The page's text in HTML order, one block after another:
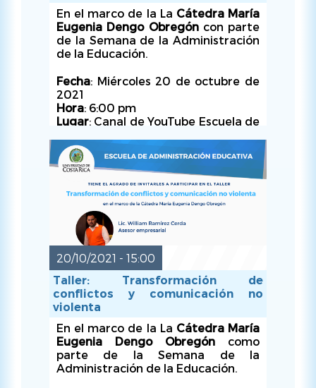
En el marco de la La Cátedra María
Eugenia Dengo Obregóncon parte
de la Semana de la Administración
de la Educación.
Fecha: Miércoles 20 de octubre de
2021
Hora: 6:00 pm
Lugar: Canal de YouTube Escuela de
UCR
https://youtu.be/tWJo44CMU
mc
Organiza: Escuela de
Administración Educativa
LUN, 18/10/2021 - 09:00
20/10/2021 - 15:00
Taller: Transformación de
conflictos y comunicación no
violenta
En el marco de la La Cátedra María
Eugenia Dengo Obregón como
parte de la Semana de la
Administración de la Educación.